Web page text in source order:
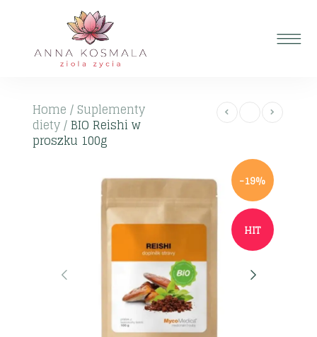
Home / Suplementy
diety/ BIO Reishi w
proszku 100g
-19%
HIT